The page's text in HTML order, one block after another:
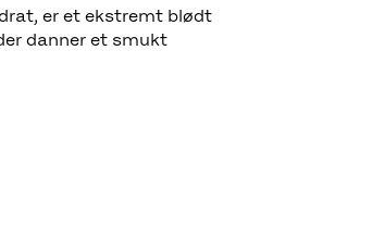
er et ekstremt blødt
danner et smukt